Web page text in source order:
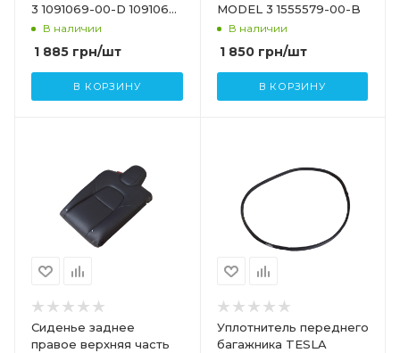
3 1091069-00-D 1091069-
00-EВ наличии
1 885 грн/шт
В КОРЗИНУ
MODEL 3 1555579-00-B
В наличии
1 850грн/шт
В КОРЗИНУ
Сиденье заднее
правое верхняя часть
Уплотнитель переднего
багажника TESLA